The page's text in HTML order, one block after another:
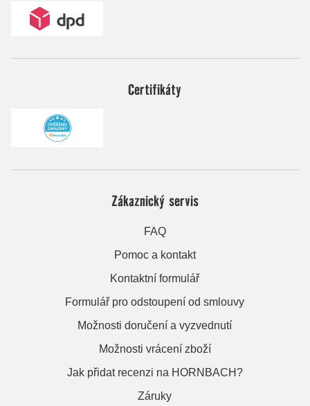
Certifikáty
Zákaznický servis
FAQ
Pomoc a kontakt
Kontaktní formulář
Formulář pro odstoupení od smlouvy
Možnosti doručení a vyzvednutí
Možnosti vrácení zboží
Jak přidat recenzi na HORNBACH?
Záruky